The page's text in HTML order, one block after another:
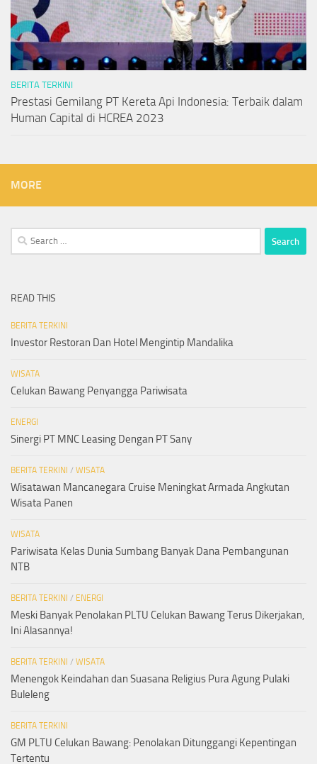
BERITA TERKINI
Prestasi Gemilang PT Kereta Api Indonesia: Terbaik dalam
Human Capital di HCREA 2023
MORE
Search
for:
READ THIS
BERITA TERKINI
Investor Restoran Dan Hotel Mengintip Mandalika
WISATA
Celukan Bawang Penyangga Pariwisata
ENERGI
Sinergi PT MNC Leasing Dengan PT Sany
BERITA TERKINI / WISATA
Wisatawan Mancanegara Cruise Meningkat Armada Angkutan
Wisata Panen
WISATA
Pariwisata Kelas Dunia Sumbang Banyak Dana Pembangunan
NTB
BERITA TERKINI / ENERGI
Meski Banyak Penolakan PLTU Celukan Bawang Terus Dikerjakan,
Ini Alasannya!
BERITA TERKINI / WISATA
Menengok Keindahan dan Suasana Religius Pura Agung Pulaki
Buleleng
BERITA TERKINI
GM PLTU Celukan Bawang: Penolakan Ditunggangi Kepentingan
Tertentu